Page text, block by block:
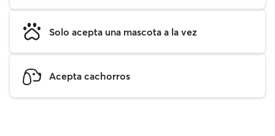
Solo acepta una mascota a la vez
Acepta cachorros